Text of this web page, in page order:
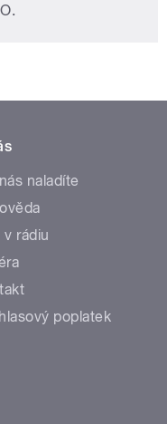
naladíte
v rádiu
poplatek